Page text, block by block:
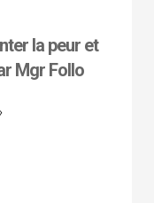
la peur et
Mgr Follo